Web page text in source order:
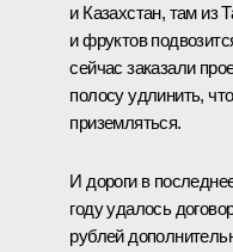
и Казахстан, там из
и фруктов
сейчас заказали
полосу удлинить,
приземляться.
И дороги в
году удалось
рублей